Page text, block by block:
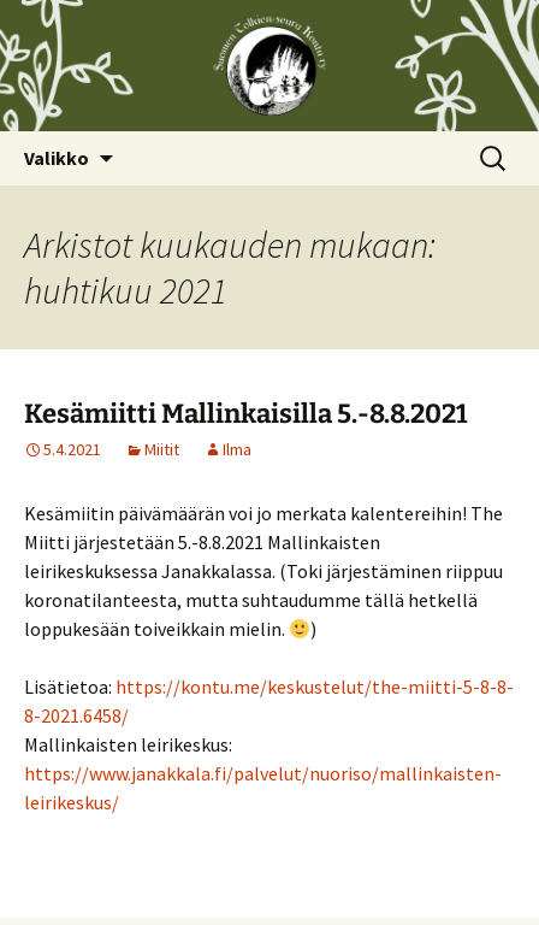
Valikko Haku:
Arkistot kuukauden mukaan:
huhtikuu 2021
Kesämiitti Mallinkaisilla 5.-8.8.2021
5.4.2021 Miitit Ilma
Kesämiitin päivämäärän voi jo merkata kalentereihin! The
Miitti järjestetään 5.-8.8.2021 Mallinkaisten
leirikeskuksessa Janakkalassa. (Toki järjestäminen riippuu
koronatilanteesta, mutta suhtaudumme tällä hetkellä
loppukesään toiveikkain mielin.
)
Lisätietoa: https://kontu.me/keskustelut/the-miitti-5-8-8-
8-2021.6458/
Mallinkaisten leirikeskus:
https://www.janakkala.fi/palvelut/nuoriso/mallinkaisten-
leirikeskus/